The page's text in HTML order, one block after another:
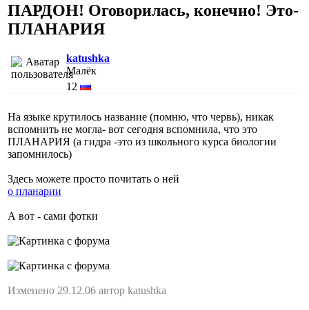
ПАРДОН! Оговорилась, конечно! Это-
ПЛАНАРИЯ
katushka
Малёк
12
На языке крутилось название (помню, что червь), никак
вспомнить не могла- вот сегодня вспомнила, что это
ПЛАНАРИЯ (а гидра -это из школьного курса биологии
запомнилось)
Здесь можете просто почитать о ней
о планарии
А вот - сами фотки
Изменено 29.12.06 автор katushka